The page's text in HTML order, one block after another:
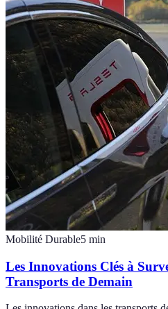
Mobilité Durable5 min
Les Innovations Clés à
Transports de Demain